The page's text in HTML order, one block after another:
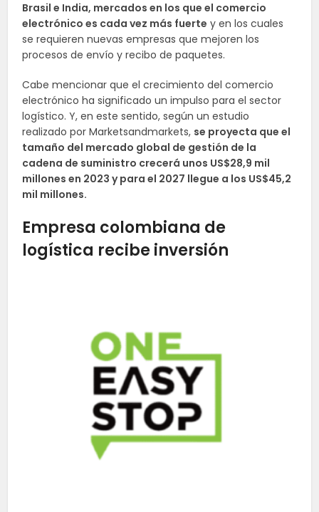
Brasil e India, mercados en los que el comercio
electrónico es cada vez más fuerte y en los cuales
se requieren nuevas empresas que mejoren los
procesos de envío y recibo de paquetes.
Cabe mencionar que el crecimiento del comercio
electrónico ha significado un impulso para el sector
logístico. Y, en este sentido, según un estudio
realizado por Marketsandmarkets, se proyecta que el
tamaño del mercado global de gestión de la
cadena de suministro crecerá unos US$28,9 mil
millones en 2023 y para el 2027 llegue a los US$45,2
mil millones.
Empresa colombiana de
logística recibe inversión